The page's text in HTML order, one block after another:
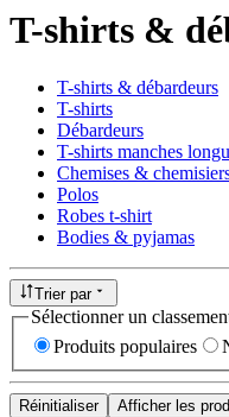
T-shirts &
T-shirts & débardeurs
T-shirts
Débardeurs
T-shirts manches
Chemises &
Polos
Robes t-shirt
Bodies & pyjamas
Trier par
Sélectionner un
Produits populaires
Réinitialiser
Afficher les